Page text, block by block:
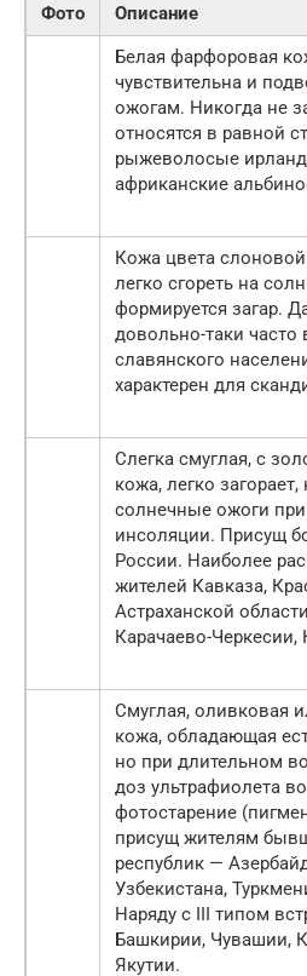
Фото
Описание
Белая фарфоровая
чувствительна и
ожогам. Никогда не
относятся в равной
рыжеволосые
африканские
Кожа цвета
легко сгореть на
формируется загар.
довольно-таки часто
славянского
характерен для
Слегка смуглая, с
кожа, легко
солнечные ожоги
инсоляции. Присущ
России. Наиболее
жителей Кавказа,
Астраханской
Карачаево-
Смуглая, оливковая
кожа, обладающая
но при длительном
доз ультрафиолета
фотостарение
присущ жителям
республик —
Узбекистана,
Наряду с III типом
Башкирии, Чувашии,
Якутии.